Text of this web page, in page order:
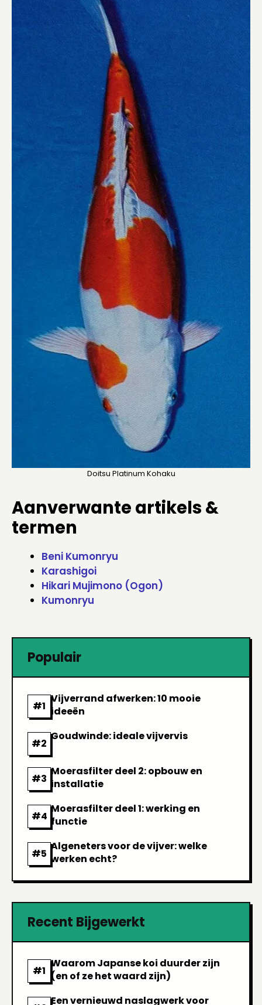
Doitsu Platinum Kohaku
Aanverwante artikels &
termen
Beni Kumonryu
Karashigoi
Hikari Mujimono (Ogon)
Kumonryu
Populair
Vijverrand afwerken: 10 mooie
ideeën
Goudwinde: ideale vijvervis
Moerasfilter deel 2: opbouw en
installatie
Moerasfilter deel 1: werking en
functie
Algeneters voor de vijver: welke
werken echt?
Recent Bijgewerkt
Waarom Japanse koi duurder zijn
(en of ze het waard zijn)
Een vernieuwd naslagwerk voor